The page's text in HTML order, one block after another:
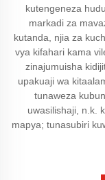
kutengeneza
markadi za
kutanda, njia za
vya kifahari kama
zinajumuisha
upakuaji wa
tunaweza
uwasilishaji, n.k.
mapya; tunasubiri